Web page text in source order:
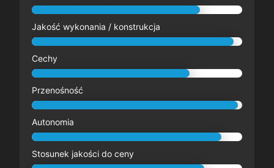
Jakość wykonania / konstrukcja
Cechy
Przenośność
Autonomia
Stosunek jakości do ceny